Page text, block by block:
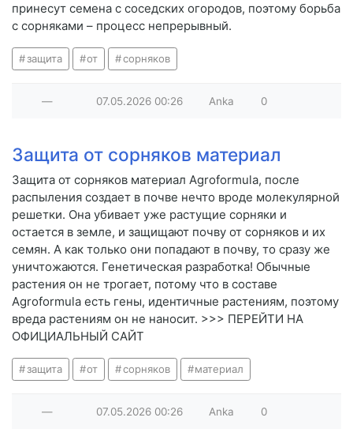
принесут семена с соседских огородов, поэтому борьба
с сорняками – процесс непрерывный.
защита от сорняков
— 07.05.2026 00:26 Anka 0
Защита от сорняков материал
Защита от сорняков материал Agroformula, после
распыления создает в почве нечто вроде молекулярной
решетки. Она убивает уже растущие сорняки и
остается в земле, и защищают почву от сорняков и их
семян. А как только они попадают в почву, то сразу же
уничтожаются. Генетическая разработка! Обычные
растения он не трогает, потому что в составе
Agroformula есть гены, идентичные растениям, поэтому
вреда растениям он не наносит. >>> ПЕРЕЙТИ НА
ОФИЦИАЛЬНЫЙ САЙТ
защита от сорняков материал
— 07.05.2026 00:26 Anka 0